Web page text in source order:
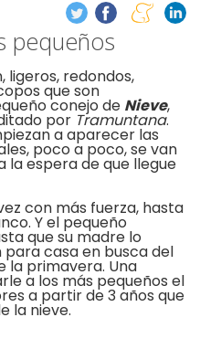
pequeños
ligeros, redondos,
que son
conejo de Nieve,
por Tramuntana.
a aparecer las
poco a poco, se van
la espera de que llegue
con más fuerza, hasta
Y el pequeño
que su madre lo
casa en busca del
la primavera. Una
a los más pequeños el
a partir de 3 años que
la nieve.